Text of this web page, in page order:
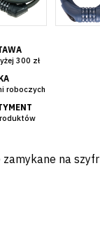
300 zł
roboczych
na szyfr